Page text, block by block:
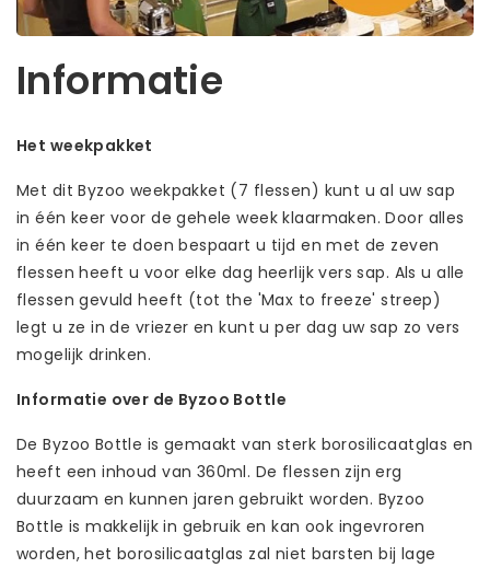
Informatie
Het weekpakket
Met dit Byzoo weekpakket (7 flessen) kunt u al uw sap
in één keer voor de gehele week klaarmaken. Door alles
in één keer te doen bespaart u tijd en met de zeven
flessen heeft u voor elke dag heerlijk vers sap. Als u alle
flessen gevuld heeft (tot the 'Max to freeze' streep)
legt u ze in de vriezer en kunt u per dag uw sap zo vers
mogelijk drinken.
Informatie over de Byzoo Bottle
De Byzoo Bottle is gemaakt van sterk borosilicaatglas en
heeft een inhoud van 360ml. De flessen zijn erg
duurzaam en kunnen jaren gebruikt worden. Byzoo
Bottle is makkelijk in gebruik en kan ook ingevroren
worden, het borosilicaatglas zal niet barsten bij lage